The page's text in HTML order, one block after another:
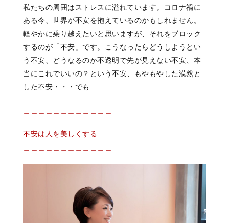
私たちの周囲はストレスに溢れています。コロナ禍に
ある今、世界が不安を抱えているのかもしれません。
軽やかに乗り越えたいと思いますが、それをブロック
するのが「不安」です。こうなったらどうしようとい
う不安、どうなるのか不透明で先が見えない不安、本
当にこれでいいの？という不安、もやもやした漠然と
した不安・・・でも
不安は人を美しくする